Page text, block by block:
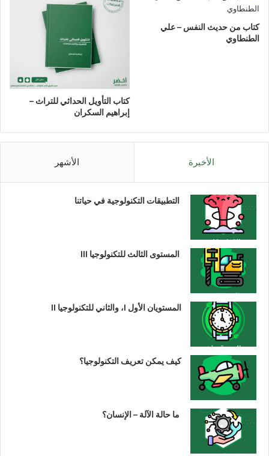
كتاب من حديث النفس – علي
الطنطاوي
كتاب التأويل الحداثي للتراث –
إبراهيم السكران
الأخيرة الأشهر
التطبيقات التكنولوجية في حياتنا
المستوى الثالث للتكنولوجيا III
المستويان الأول I، والثاني للتكنولوجيا II
كيف يمكن تعريف التكنولوجيا؟
ما حالة الآلة – الإنسان؟